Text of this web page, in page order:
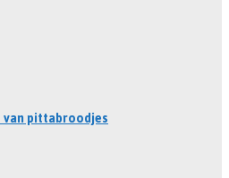
pittabroodjes